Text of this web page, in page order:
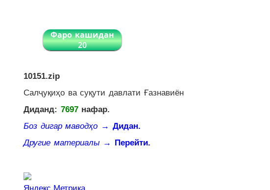
Фаро кашидан
20
10151.zip
Салҷуқиҳо ва суқути давлати Ғазнавиён
Диданд: 7697нафар.
Боз дигар маводҳо → Дидан.
Другие материалы → Перейти.